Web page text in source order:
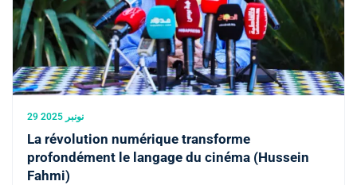
29 نونبر 2025
La révolution numérique transforme
profondément le langage du cinéma (Hussein
Fahmi)